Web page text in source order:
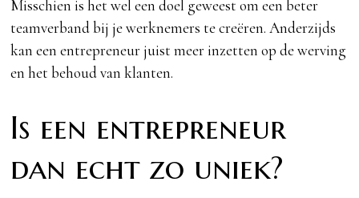
Misschien is het wel een doel geweest om een beter
teamverband bij je werknemers te creëren. Anderzijds
kan een entrepreneur juist meer inzetten op de werving
en het behoud van klanten.
Is een entrepreneur
dan echt zo uniek?